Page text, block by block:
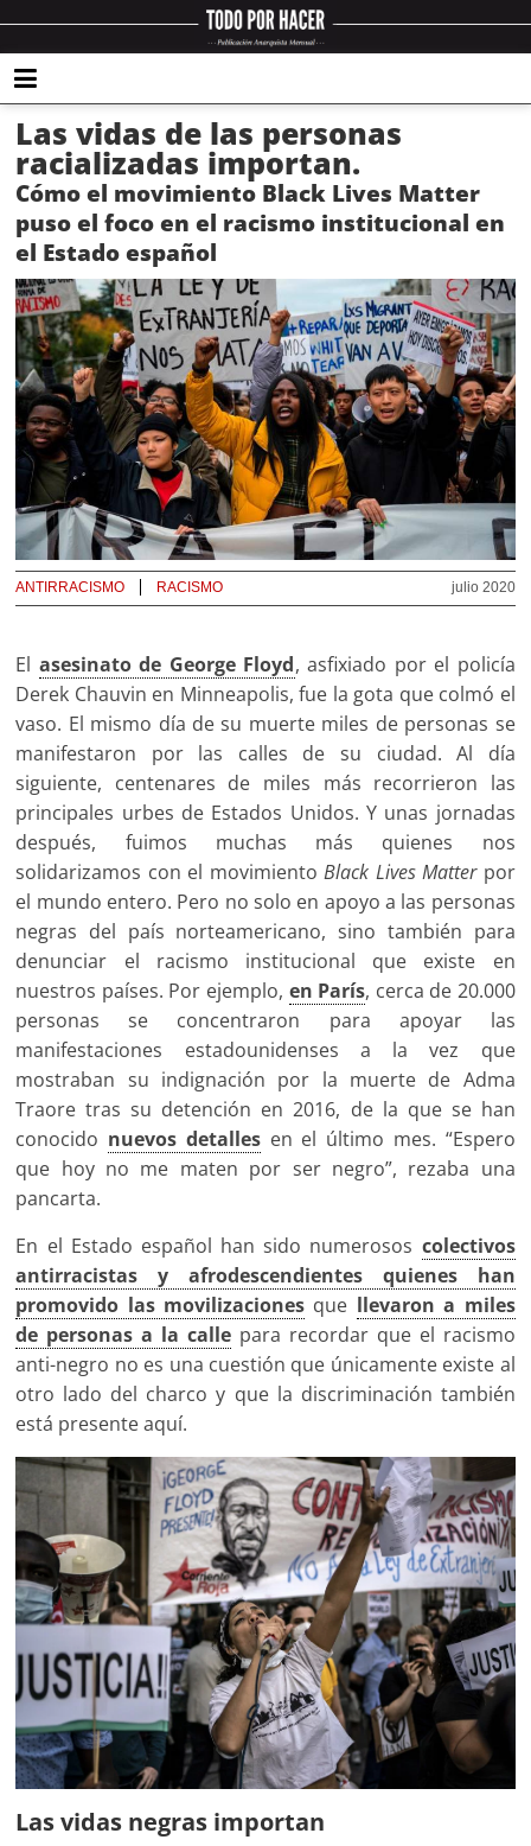
Las vidas de las personas
racializadas importan.
Cómo el movimiento Black Lives Matter
puso el foco en el racismo institucional en
el Estado español
julio 2020
ANTIRRACISMO RACISMO
El asesinato de George Floyd, asfixiado por el policía
Derek Chauvin en Minneapolis, fue la gota que colmó el
vaso. El mismo día de su muerte miles de personas se
manifestaron por las calles de su ciudad. Al día
siguiente, centenares de miles más recorrieron las
principales urbes de Estados Unidos. Y unas jornadas
después, fuimos muchas más quienes nos
solidarizamos con el movimientoBlack Lives Matterpor
el mundo entero. Pero no solo en apoyo a las personas
negras del país norteamericano, sino también para
denunciar el racismo institucional que existe en
nuestros países. Por ejemplo, en París, cerca de 20.000
personas se concentraron para apoyar las
manifestaciones estadounidenses a la vez que
mostraban su indignación por la muerte de Adma
Traore tras su detención en 2016, de la que se han
conocido nuevos detallesen el último mes. “Espero
que hoy no me maten por ser negro”, rezaba una
pancarta.
En el Estado español han sido numerosos colectivos
antirracistas y afrodescendientes quienes han
promovido las movilizaciones que llevaron a miles
de personas a la calle para recordar que el racismo
anti-negro no es una cuestión que únicamente existe al
otro lado del charco y que la discriminación también
está presente aquí.
Las vidas negras importan